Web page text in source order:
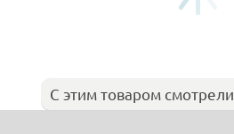
С этим товаром смотрели